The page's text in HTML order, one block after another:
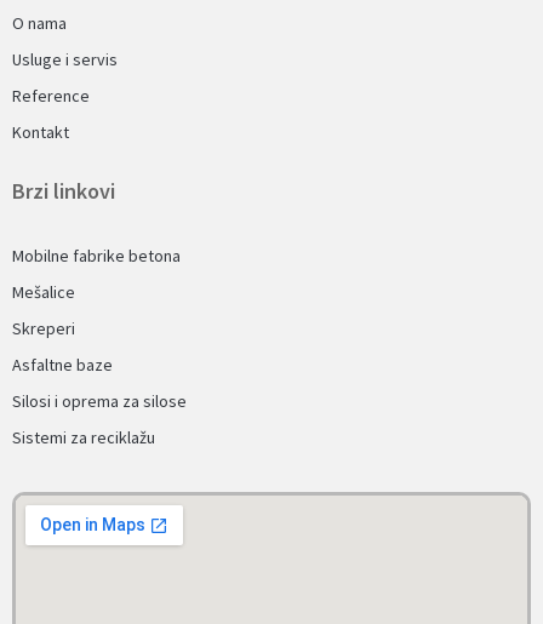
O nama
Usluge i servis
Reference
Kontakt
Brzi linkovi
Mobilne fabrike betona
Mešalice
Skreperi
Asfaltne baze
Silosi i oprema za silose
Sistemi za reciklažu